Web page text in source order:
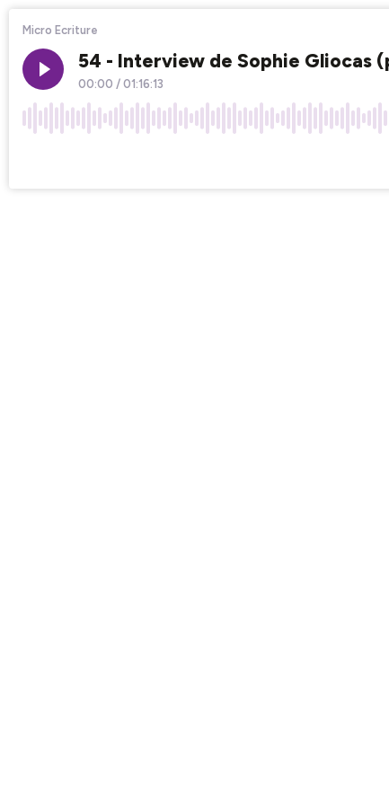
Micro Ecriture
54 - Interview de Sophie Gliocas
00:00 /01:16:13